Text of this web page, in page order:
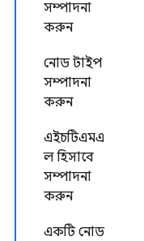
সম্পাদনা
করুন
নোড টাইপ
সম্পাদনা
করুন
এইচটিএমএ
ল হিসাবে
সম্পাদনা
করুন
একটি নোড